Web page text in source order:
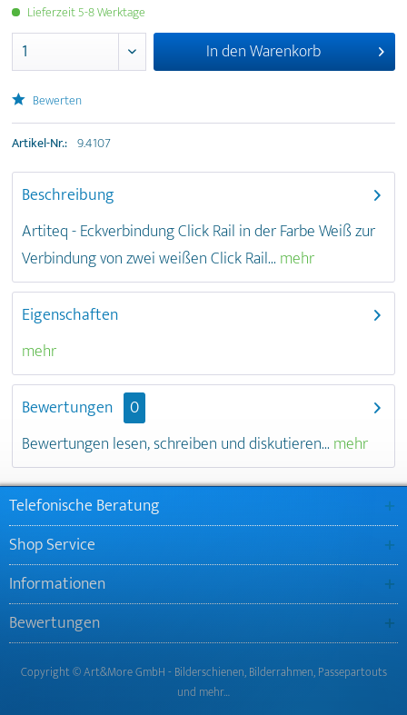
Lieferzeit 5-8 Werktage
In denWarenkorb
Bewerten
Artikel-Nr.: 9.4107
Beschreibung
Artiteq - Eckverbindung Click Rail in der Farbe Weiß zur
Verbindung von zwei weißen Click Rail... mehr
Eigenschaften
mehr
Bewertungen
0
Bewertungen lesen, schreiben und diskutieren... mehr
Telefonische Beratung
Shop Service
Informationen
Bewertungen
Copyright © Art&More GmbH - Bilderschienen, Bilderrahmen, Passepartouts
und mehr…